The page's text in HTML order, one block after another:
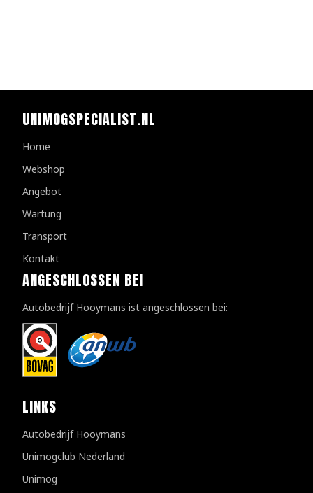
UNIMOGSPECIALIST.NL
Home
Webshop
Angebot
Wartung
Transport
Kontakt
ANGESCHLOSSEN BEI
Autobedrijf Hooymans ist angeschlossen bei:
LINKS
Autobedrijf Hooymans
Unimogclub Nederland
Unimog